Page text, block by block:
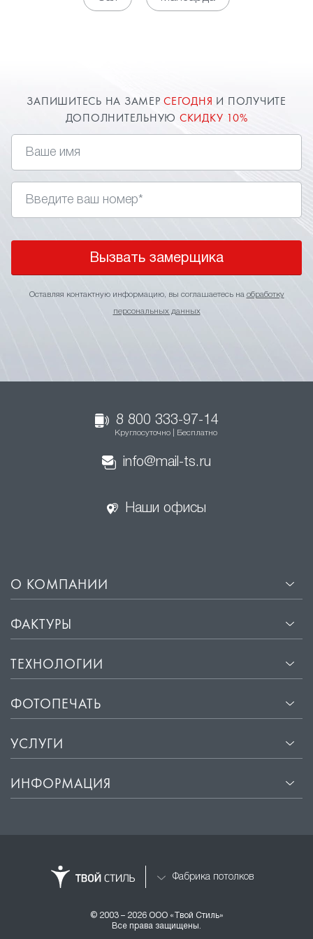
потолки в ванной от компании "Твой стиль" в
ЗАПИШИТЕСЬ НА ЗАМЕРСЕГОДНЯ И ПОЛУЧИТЕ
ДОПОЛНИТЕЛЬНУЮ СКИДКУ 10%
Вызвать замерщика
Оставляя контактную информацию, вы соглашаетесь на обработку
персональных данных
8 800 333-97-14
Круглосуточно | Бесплатно
info@mail-ts.ru
Наши офисы
О КОМПАНИИ
ФАКТУРЫ
ТЕХНОЛОГИИ
ФОТОПЕЧАТЬ
УСЛУГИ
ИНФОРМАЦИЯ
Фабрика потолков
© 2003 – 2026 ООО «Твой Стиль»
Все права защищены.